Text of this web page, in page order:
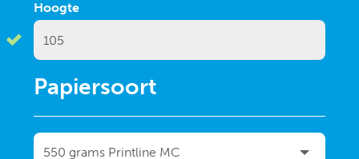
Hoogte
Papiersoort